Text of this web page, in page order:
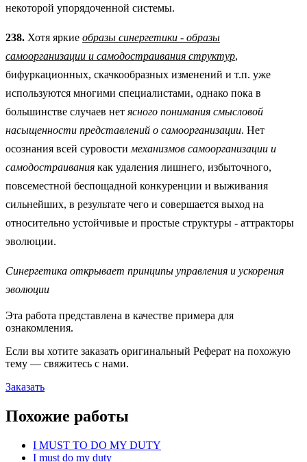
некоторой упорядоченной системы.
238. Хотя яркие образы синергетики - образы
самоорганизации и самодостраивания структур,
бифуркационных, скачкообразных изменений и т.п. уже
используются многими специалистами, однако пока в
большинстве случаев нет ясного понимания смысловой
насыщенности представлений о самоорганизации. Нет
осознания всей суровости механизмов самоорганизации и
самодостраивания как удаления лишнего, избыточного,
повсеместной беспощадной конкуренции и выживания
сильнейших, в результате чего и совершается выход на
относительно устойчивые и простые структуры - аттракторы
эволюции.
Синергетика открывает принципы управления и ускорения
эволюции
Эта работа представлена в качестве примера для
ознакомления.
Если вы хотите заказать оригинальный Реферат на похожую
тему — свяжитесь с нами.
Заказать
Похожие работы
I MUST TO DO MY DUTY
I must do my duty